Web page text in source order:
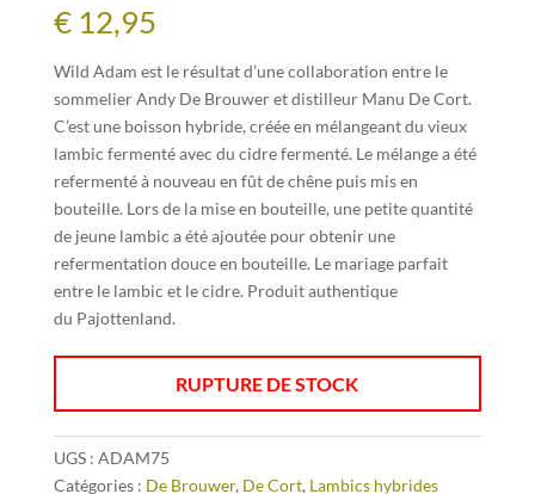
€12,95
Wild Adam est le résultat d’une collaboration entre le
sommelier Andy De Brouwer et distilleur Manu De Cort.
C’est une boisson hybride, créée en mélangeant du vieux
lambic fermenté avec du cidre fermenté. Le mélange a été
refermenté à nouveau en fût de chêne puis mis en
bouteille. Lors de la mise en bouteille, une petite quantité
de jeune lambic a été ajoutée pour obtenir une
refermentation douce en bouteille. Le mariage parfait
entre le lambic et le cidre. Produit authentique
du Pajottenland.
RUPTURE DE STOCK
UGS : ADAM75
Catégories : De Brouwer, De Cort, Lambics hybrides